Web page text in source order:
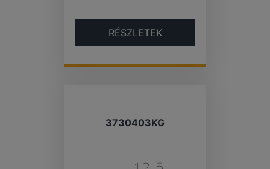
RÉSZLETEK
3730403KG